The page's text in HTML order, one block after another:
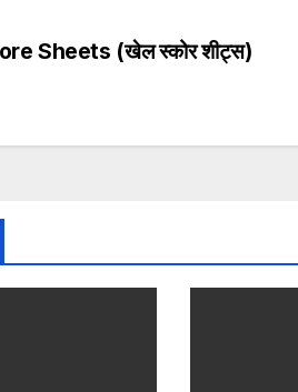
Sheets (खेल स्कोर शीट्स)